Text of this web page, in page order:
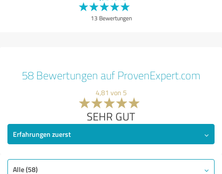
13 Bewertungen
58 Bewertungen auf ProvenExpert.com
4,81 von 5
SEHR GUT
Erfahrungen zuerst
Alle (58)